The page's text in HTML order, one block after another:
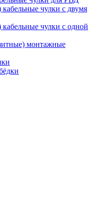
чулки с двумя
чулки с одной
монтажные